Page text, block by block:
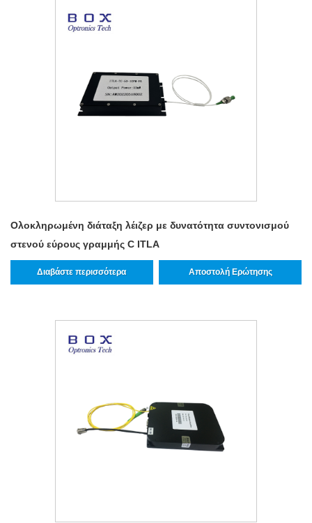
Ολοκληρωμένη διάταξη λέιζερ με δυνατότητα συντονισμού
στενού εύρους γραμμής C ITLA
Διαβάστε περισσότερα Αποστολή Ερώτησης